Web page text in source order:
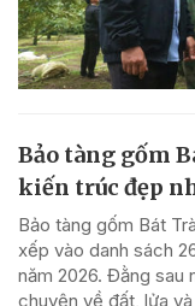
Bảo tàng gốm
kiến trúc đẹp
Bảo tàng gốm Bát
xếp vào danh sách
năm 2026. Đằng sau
chuyện về đất, lửa